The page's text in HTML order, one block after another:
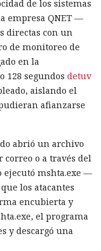
de los sistemas
empresa QNET —
directas con un
de monitoreo de
en la
128 segundos detuv
aislando el
afianzarse
abrió un archivo
o a través del
ejecutó mshta.exe —
los atacantes
encubierta y
el programa
y descargó una